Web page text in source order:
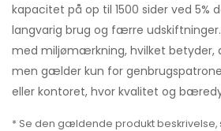
kapacitet på op til 1500 sider ved 5%
langvarig brug og færre
med miljømærkning, hvilket betyder,
men gælder kun for
eller kontoret, hvor kvalitet og
* Se den gældende produkt beskrivelse,